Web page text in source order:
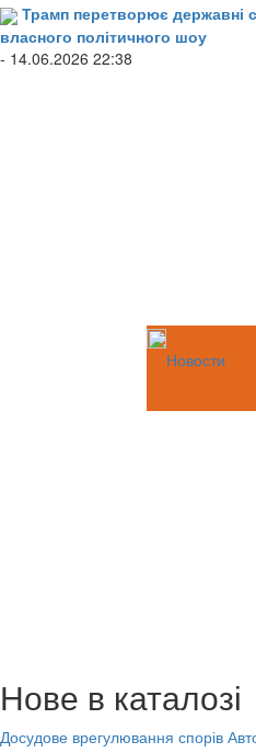
Трамп перетворює
власного політичного шоу
- 14.06.2026 22:38
Новости
Нове в каталозі
Досудове врегулювання спорів